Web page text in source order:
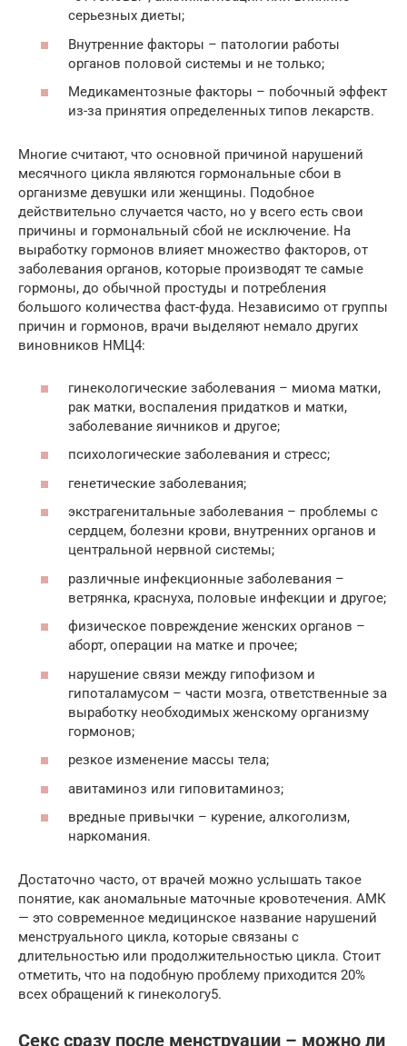
серьезных диеты;
Внутренние факторы – патологии работы
органов половой системы и не только;
Медикаментозные факторы – побочный эффект
из-за принятия определенных типов лекарств.
Многие считают, что основной причиной нарушений
месячного цикла являются гормональные сбои в
организме девушки или женщины. Подобное
действительно случается часто, но у всего есть свои
причины и гормональный сбой не исключение. На
выработку гормонов влияет множество факторов, от
заболевания органов, которые производят те самые
гормоны, до обычной простуды и потребления
большого количества фаст-фуда. Независимо от группы
причин и гормонов, врачи выделяют немало других
виновников НМЦ4:
гинекологические заболевания – миома матки,
рак матки, воспаления придатков и матки,
заболевание яичников и другое;
психологические заболевания и стресс;
генетические заболевания;
экстрагенитальные заболевания – проблемы с
сердцем, болезни крови, внутренних органов и
центральной нервной системы;
различные инфекционные заболевания –
ветрянка, краснуха, половые инфекции и другое;
физическое повреждение женских органов –
аборт, операции на матке и прочее;
нарушение связи между гипофизом и
гипоталамусом – части мозга, ответственные за
выработку необходимых женскому организму
гормонов;
резкое изменение массы тела;
авитаминоз или гиповитаминоз;
вредные привычки – курение, алкоголизм,
наркомания.
Достаточно часто, от врачей можно услышать такое
понятие, как аномальные маточные кровотечения. АМК
— это современное медицинское название нарушений
менструального цикла, которые связаны с
длительностью или продолжительностью цикла. Стоит
отметить, что на подобную проблему приходится 20%
всех обращений к гинекологу5.
Секс сразу после менструации – можно ли